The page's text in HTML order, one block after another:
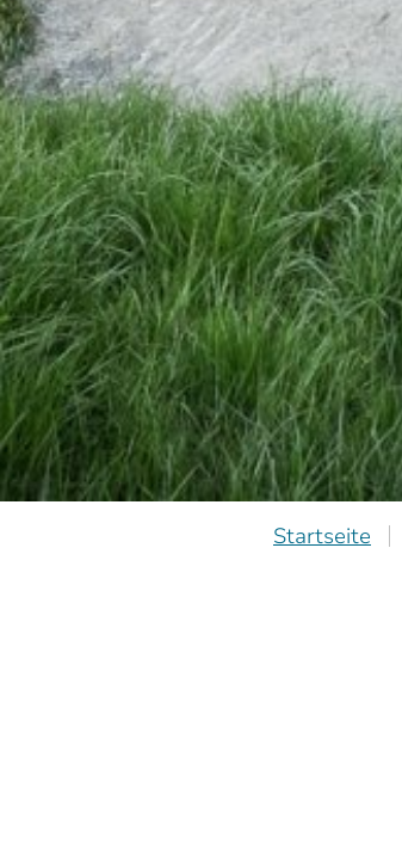
Startseite